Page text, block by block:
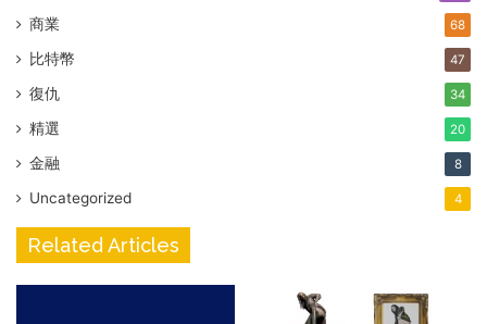
商業 68
比特幣 47
復仇 34
精選 20
金融 8
Uncategorized 4
Related Articles